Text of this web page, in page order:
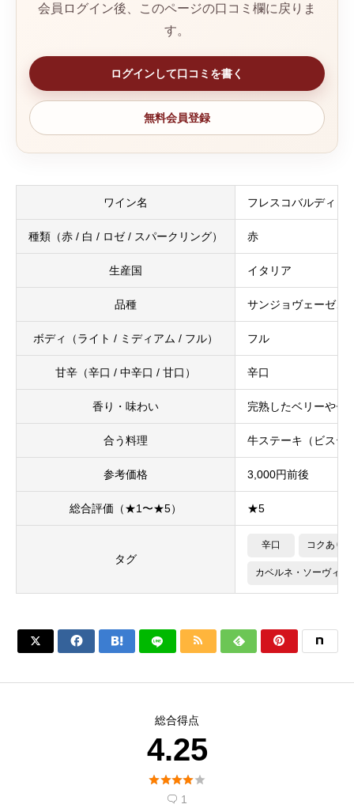
会員ログイン後、このページの口コミ欄に戻りま
す。
ログインして口コミを書く
無料会員登録
ワイン名 フレスコバルディ
種類（赤 / 白 / ロゼ / スパークリング） 赤
生産国 イタリア
品種 サンジョヴェーゼ、
ボディ（ライト / ミディアム / フル） フル
甘辛（辛口 / 中辛口 / 甘口） 辛口
香り・味わい 完熟したベリーやチ
合う料理 牛ステーキ（ビステ
参考価格 3,000円前後
総合評価（★1〜★5） ★5
タグ
辛口 コクあり
カベルネ・ソーヴィニ
     
総合得点
4.25

 1